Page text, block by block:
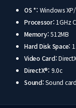
OS *: Windows
Processor: 1GHz
Memory:512MB
Hard Disk Space:
Video Card:
DirectX®: 9.0c
Sound:Sound